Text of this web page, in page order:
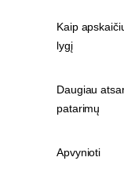
Kaip
lygį
Daugiau
patarimų
Apvynioti